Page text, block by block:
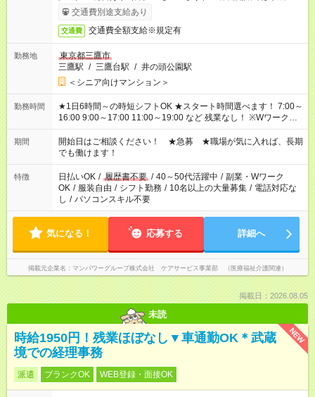
了次第のお支払いとなります。
交通費別途支給あり
交通費 交通費全額支給※規定有
勤務地
東京都三鷹市
三鷹駅 / 三鷹台駅 / 井の頭公園駅
＜シニア向けマンション＞
勤務時間
★1日6時間～の時短シフトOK ★スタート時間選べます！ 7:00～
16:00 9:00～17:00 11:00～19:00 など 残業なし！ ※Wワークの
場合、他のお仕事と合わせ週40時間超の就業はご案内できませ
ん ※法令に基づき、週20時間以上勤務は社会保険への加入対象
となります ※労働者派遣法（日雇い派遣の原則禁止）により、
短時間・短期間の就業はご案内が難しい場合があります
期間
開始日はご相談ください！ ★急募 ★職場が気に入れば、長期
でも働けます！
特徴 日払いOK / 履歴書不要 / 40～50代活躍中 / 副業・Wワーク
OK / 服装自由 / シフト勤務 / 10名以上の大量募集 / 電話対応な
し / パソコンスキル不要
気になる！ 応募する 詳細へ
掲載元企業名 マンパワーグループ株式会社 ケアサービス事業部 （医療福祉介護関連）
掲載日：2026.08.05
未読
NEW
時給1950円！残業ほぼなし▼車通勤OK＊武蔵
境での経理事務
派遣 ブランクOK WEB登録・面接OK